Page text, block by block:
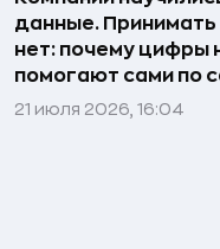
данные.
нет: почему цифры
помогают сами по
21 июля 2026, 16:04